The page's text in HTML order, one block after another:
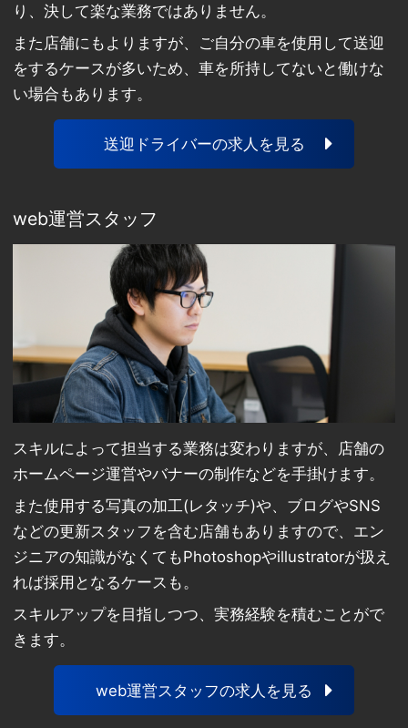
り、決して楽な業務ではありません。
また店舗にもよりますが、ご自分の車を使用して送迎
をするケースが多いため、車を所持してないと働けな
い場合もあります。
送迎ドライバーの求人を見る
web運営スタッフ
スキルによって担当する業務は変わりますが、店舗の
ホームページ運営やバナーの制作などを手掛けます。
また使用する写真の加工(レタッチ)や、ブログやSNS
などの更新スタッフを含む店舗もありますので、エン
ジニアの知識がなくてもPhotoshopやillustratorが扱え
れば採用となるケースも。
スキルアップを目指しつつ、実務経験を積むことがで
きます。
web運営スタッフの求人を見る